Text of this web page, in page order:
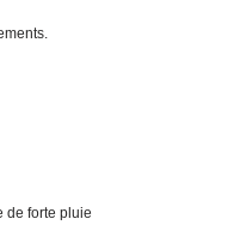
de forte pluie